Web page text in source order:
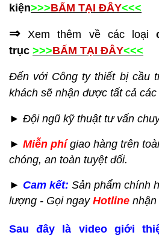
kiện>>>BẤM TẠI ĐÂY<<<
⇒ Xem thêm về các loại
trục >>>BẤM TẠI ĐÂY<<<
Đến với Công ty thiết bị cầu
khách sẽ nhận được tất cả
► Đội ngũ kỹ thuật tư vấn
► Miễn phígiao hàng trên
chóng, an toàn tuyệt đối.
► Cam kết: Sản phẩm chính
lượng - Gọi ngay Hotline
Sau đây là video giới